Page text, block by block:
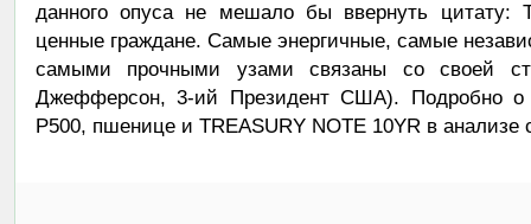
данного опуса не мешало бы ввернуть цитату:
ценные граждане. Самые энергичные, самые
самыми прочными узами связаны со своей
Джефферсон, 3-ий Президент США). Подробно о
P500, пшенице и TREASURY NOTE 10YR в анализе